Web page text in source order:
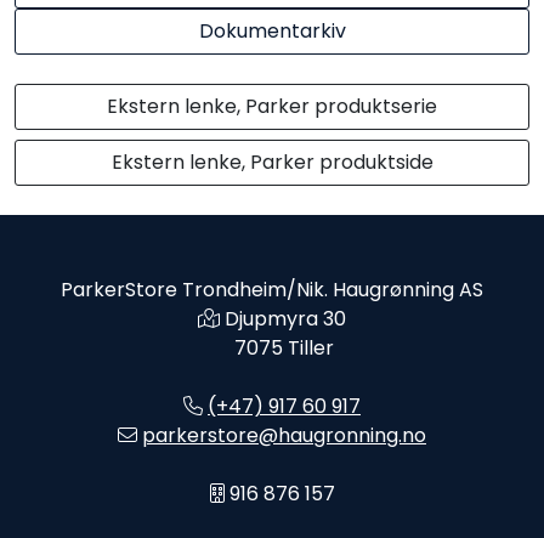
Dokumentarkiv
Ekstern lenke, Parker produktserie
Ekstern lenke, Parker produktside
ParkerStore Trondheim/Nik. Haugrønning AS
Djupmyra 30
7075 Tiller
(+47) 917 60 917
parkerstore@haugronning.no
916 876 157